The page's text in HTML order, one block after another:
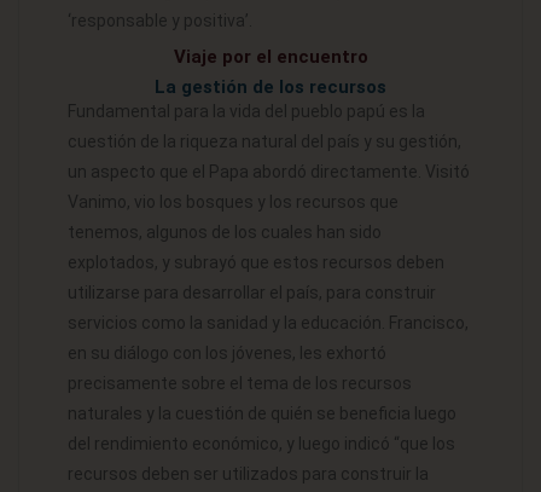
‘responsable y positiva’.
Viaje por el encuentro
La gestión de los recursos
Fundamental para la vida del pueblo papú es la
cuestión de la riqueza natural del país y su gestión,
un aspecto que el Papa abordó directamente. Visitó
Vanimo, vio los bosques y los recursos que
tenemos, algunos de los cuales han sido
explotados, y subrayó que estos recursos deben
utilizarse para desarrollar el país, para construir
servicios como la sanidad y la educación. Francisco,
en su diálogo con los jóvenes, les exhortó
precisamente sobre el tema de los recursos
naturales y la cuestión de quién se beneficia luego
del rendimiento económico, y luego indicó “que los
recursos deben ser utilizados para construir la